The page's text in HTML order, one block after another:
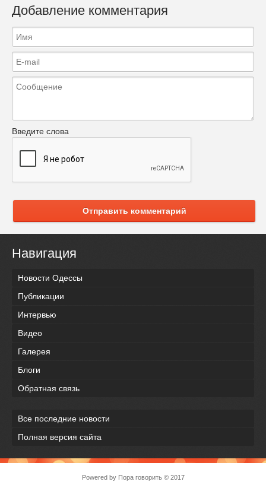
Добавление комментария
Введите слова
Отправить комментарий
Навигация
Новости Одессы
Публикации
Интервью
Видео
Галерея
Блоги
Обратная связь
Все последние новости
Полная версия сайта
Powered by Пора говорить© 2017